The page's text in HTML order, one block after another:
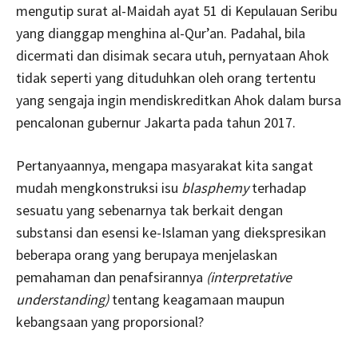
mengutip surat al-Maidah ayat 51 di Kepulauan Seribu
yang dianggap menghina al-Qur’an. Padahal, bila
dicermati dan disimak secara utuh, pernyataan Ahok
tidak seperti yang dituduhkan oleh orang tertentu
yang sengaja ingin mendiskreditkan Ahok dalam bursa
pencalonan gubernur Jakarta pada tahun 2017.
Pertanyaannya, mengapa masyarakat kita sangat
mudah mengkonstruksi isu blasphemyterhadap
sesuatu yang sebenarnya tak berkait dengan
substansi dan esensi ke-Islaman yang diekspresikan
beberapa orang yang berupaya menjelaskan
pemahaman dan penafsirannya (interpretative
understanding)tentang keagamaan maupun
kebangsaan yang proporsional?